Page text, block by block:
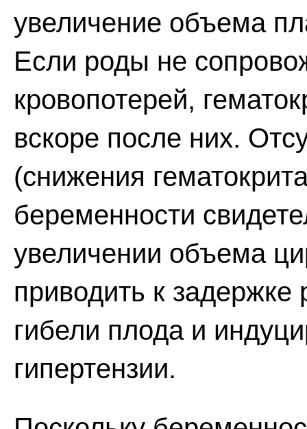
увеличение объема
Если роды не
кровопотерей,
вскоре после них.
(снижения
беременности
увеличении объема
приводить к задержке
гибели плода и
гипертензии.